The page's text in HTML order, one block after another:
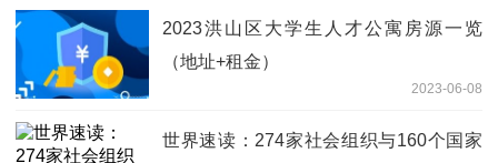
2023洪山区大学生人才公寓房源一览
（地址+租金）
2023-06-08
世界速读：274家社会组织与160个国家